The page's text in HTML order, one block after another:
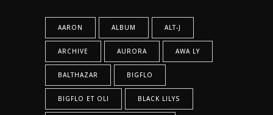
AARON ALBUM ALT-J
ARCHIVE AURORA AWA LY
BALTHAZAR BIGFLO
BIGFLO ET OLI BLACK LILYS